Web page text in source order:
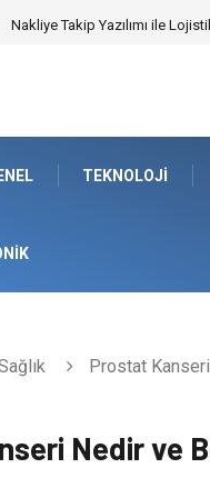
Galericilik Belgesi Almanın
TEKNOLOJI
Prostat
Nedir ve